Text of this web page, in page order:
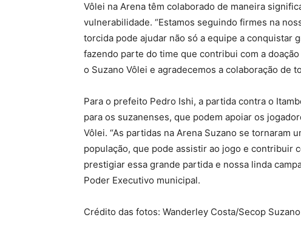
Vôlei na Arena têm colaborado de maneira
vulnerabilidade. “Estamos seguindo firmes na
torcida pode ajudar não só a equipe a conquistar
fazendo parte do time que contribui com a
o Suzano Vôlei e agradecemos a colaboração de
Para o prefeito Pedro Ishi, a partida contra o
para os suzanenses, que podem apoiar os
Vôlei. “As partidas na Arena Suzano se tornaram
população, que pode assistir ao jogo e contribuir
prestigiar essa grande partida e nossa linda
Poder Executivo municipal.
Crédito das fotos: Wanderley Costa/Secop Suzano